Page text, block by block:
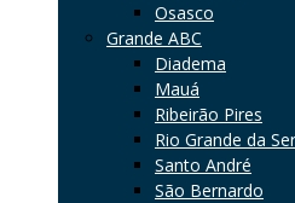
Osasco
Grande ABC
Diadema
Mauá
Ribeirão Pires
Rio Grande da
Santo André
São Bernardo